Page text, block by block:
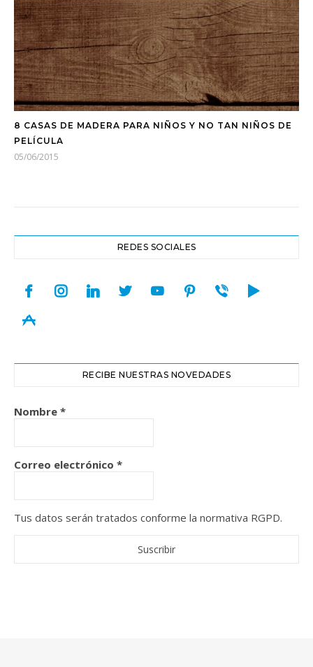
8 CASAS DE MADERA PARA NIÑOS Y NO TAN NIÑOS DE
PELÍCULA
05/06/2015
REDES SOCIALES
facebookinstagramlinkedintwitteryoutubepinterest
viber play
appstore
RECIBE NUESTRAS NOVEDADES
Nombre *
Correo electrónico *
Tus datos serán tratados conforme la normativa RGPD.